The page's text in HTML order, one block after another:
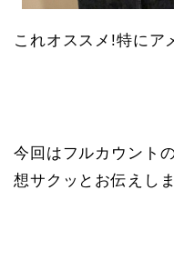
これオススメ!特にア
今回はフルカウント
想サクッとお伝えしま